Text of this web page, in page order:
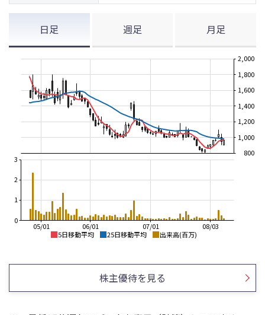
日足 週足 月足
5日移動平均 25日移動平均 出来高(百万)
08/03
07/01
06/01
05/01
800
1,000
1,200
1,400
1,600
1,800
2,000
0
1
2
3
株主優待を見る